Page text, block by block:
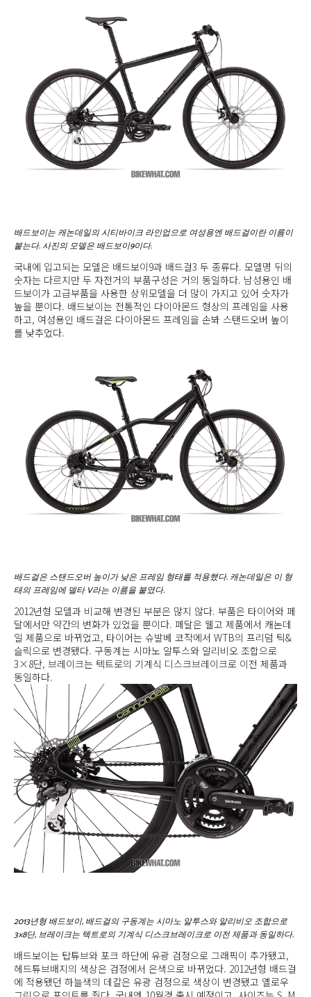
배드보이는 캐논데일의 시티바이크 라인업으로 여성용엔 배드걸이란 이름이
붙는다. 사진의 모델은 배드보이9이다.
국내에 입고되는 모델은 배드보이9과 배드걸3 두 종류다. 모델명 뒤의
숫자는 다르지만 두 자전거의 부품구성은 거의 동일하다. 남성용인 배
드보이가 고급부품을 사용한 상위모델을 더 많이 가지고 있어 숫자가
높을 뿐이다. 배드보이는 전통적인 다이아몬드 형상의 프레임을 사용
하고, 여성용인 배드걸은 다이아몬드 프레임을 손봐 스탠드오버 높이
를 낮추었다.
배드걸은 스탠드오버 높이가 낮은 프레임 형태를 적용했다. 캐논데일은 이 형
태의 프레임에 델타 V라는 이름을 붙였다.
2012년형 모델과 비교해 변경된 부분은 많지 않다. 부품은 타이어와 페
달에서만 약간의 변화가 있었을 뿐이다. 페달은 웰고 제품에서 캐논데
일 제품으로 바뀌었고, 타이어는 슈발베 코작에서 WTB의 프리덤 틱&
슬릭으로 변경됐다. 구동계는 시마노 알투스와 알리비오 조합으로
3×8단, 브레이크는 텍트로의 기계식 디스크브레이크로 이전 제품과
동일하다.
2013년형 배드보이, 배드걸의 구동계는 시마노 알투스와 알리비오 조합으로
3×8단, 브레이크는 텍트로의 기계식 디스크브레이크로 이전 제품과 동일하다.
배드보이는 탑튜브와 포크 하단에 유광 검정으로 그래픽이 추가됐고,
헤드튜브배지의 색상은 검정에서 은색으로 바뀌었다. 2012년형 배드걸
에 적용됐던 하늘색의 데칼은 유광 검정으로 색상이 변경됐고 옐로우